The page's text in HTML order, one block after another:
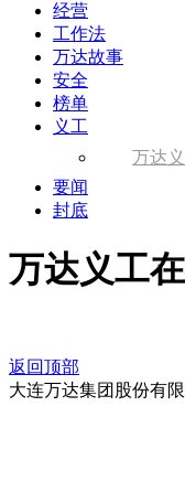
经营
工作法
万达故事
安全
榜单
义工
万达
要闻
封底
万达义工
返回顶部
大连万达集团股份有